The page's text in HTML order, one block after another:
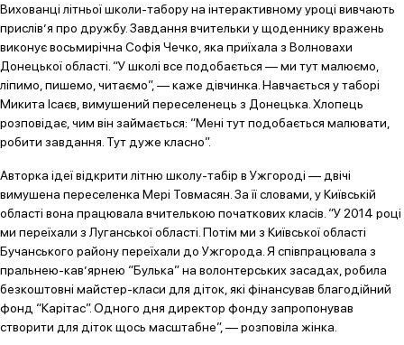
Вихованці літньої школи-табору на інтерактивному уроці вивчають
прислів’я про дружбу. Завдання вчительки у щоденнику вражень
виконує восьмирічна Софія Чечко, яка приїхала з Волновахи
Донецької області. “У школі все подобається — ми тут малюємо,
ліпимо, пишемо, читаємо”, — каже дівчинка. Навчається у таборі
Микита Ісаєв, вимушений переселенець з Донецька. Хлопець
розповідає, чим він займається: “Мені тут подобається малювати,
робити завдання. Тут дуже класно”.
Авторка ідеї відкрити літню школу-табір в Ужгороді — двічі
вимушена переселенка Мері Товмасян. За її словами, у Київській
області вона працювала вчителькою початкових класів. “У 2014 році
ми переїхали з Луганської області. Потім ми з Київської області
Бучанського району переїхали до Ужгорода. Я співпрацювала з
пральнею-кав’ярнею “Булька” на волонтерських засадах, робила
безкоштовні майстер-класи для діток, які фінансував благодійний
фонд “Карітас”. Одного дня директор фонду запропонував
створити для діток щось масштабне”, — розповіла жінка.